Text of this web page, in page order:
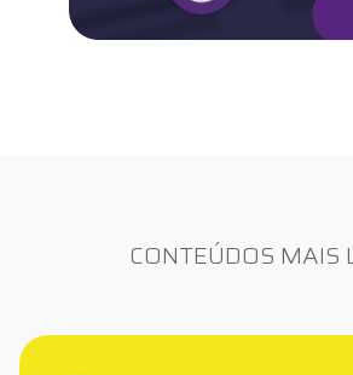
CONTEÚDOS MAIS